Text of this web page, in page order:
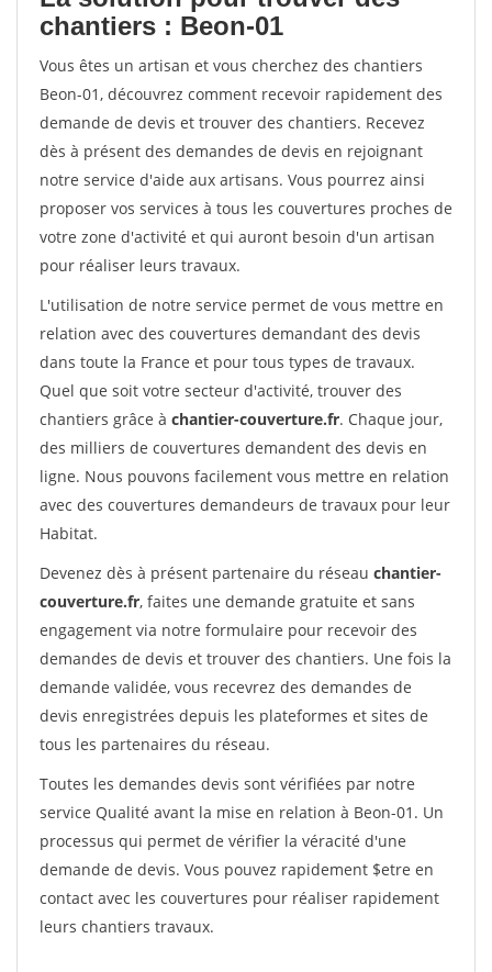
chantiers : Beon-01
Vous êtes un artisan et vous cherchez des chantiers
Beon-01, découvrez comment recevoir rapidement des
demande de devis et trouver des chantiers. Recevez
dès à présent des demandes de devis en rejoignant
notre service d'aide aux artisans. Vous pourrez ainsi
proposer vos services à tous les couvertures proches de
votre zone d'activité et qui auront besoin d'un artisan
pour réaliser leurs travaux.
L'utilisation de notre service permet de vous mettre en
relation avec des couvertures demandant des devis
dans toute la France et pour tous types de travaux.
Quel que soit votre secteur d'activité, trouver des
chantiers grâce à chantier-couverture.fr. Chaque jour,
des milliers de couvertures demandent des devis en
ligne. Nous pouvons facilement vous mettre en relation
avec des couvertures demandeurs de travaux pour leur
Habitat.
Devenez dès à présent partenaire du réseau chantier-
couverture.fr, faites une demande gratuite et sans
engagement via notre formulaire pour recevoir des
demandes de devis et trouver des chantiers. Une fois la
demande validée, vous recevrez des demandes de
devis enregistrées depuis les plateformes et sites de
tous les partenaires du réseau.
Toutes les demandes devis sont vérifiées par notre
service Qualité avant la mise en relation à Beon-01. Un
processus qui permet de vérifier la véracité d'une
demande de devis. Vous pouvez rapidement $etre en
contact avec les couvertures pour réaliser rapidement
leurs chantiers travaux.